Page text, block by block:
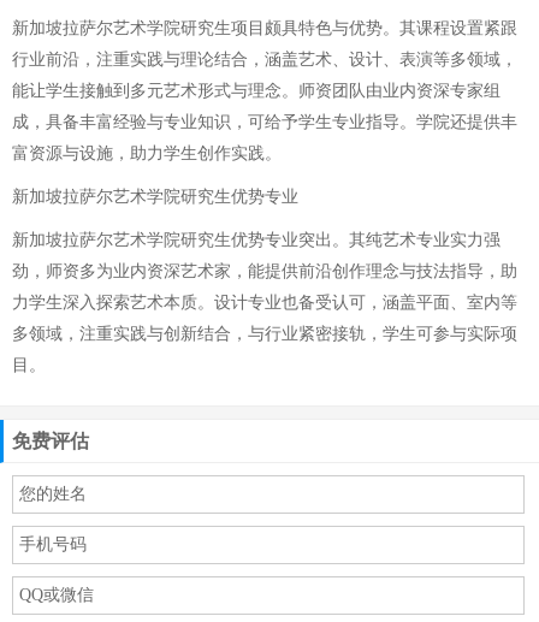
新加坡拉萨尔艺术学院研究生项目颇具特色与优势。其课程设置紧跟
行业前沿，注重实践与理论结合，涵盖艺术、设计、表演等多领域，
能让学生接触到多元艺术形式与理念。师资团队由业内资深专家组
成，具备丰富经验与专业知识，可给予学生专业指导。学院还提供丰
富资源与设施，助力学生创作实践。
新加坡拉萨尔艺术学院研究生优势专业
新加坡拉萨尔艺术学院研究生优势专业突出。其纯艺术专业实力强
劲，师资多为业内资深艺术家，能提供前沿创作理念与技法指导，助
力学生深入探索艺术本质。设计专业也备受认可，涵盖平面、室内等
多领域，注重实践与创新结合，与行业紧密接轨，学生可参与实际项
目。
免费评估